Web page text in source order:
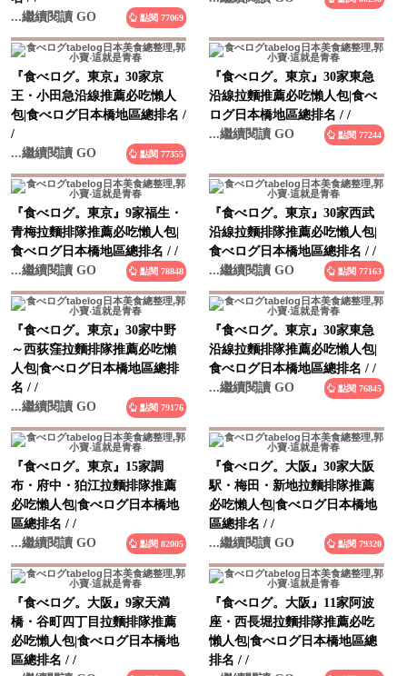
『食べログ。東京』30家京
王・小田急沿線推薦必吃懶人
包|食べログ日本橋地區總排名 /
/
...繼續閱讀 GO
『食べログ。東京』30家東急
沿線拉麵推薦必吃懶人包|食べ
ログ日本橋地區總排名 / /
...繼續閱讀 GO
點閱 77244
『食べログ。東京』9家福生・
青梅拉麵排隊推薦必吃懶人包|
食べログ日本橋地區總排名 / /
...繼續閱讀 GO
點閱 78848
『食べログ。東京』30家西武
沿線拉麵排隊推薦必吃懶人包|
食べログ日本橋地區總排名 / /
...繼續閱讀 GO
點閱 77163
『食べログ。東京』30家中野
～西荻窪拉麵排隊推薦必吃懶
人包|食べログ日本橋地區總排
名 / /
...繼續閱讀 GO
『食べログ。東京』30家東急
沿線拉麵排隊推薦必吃懶人包|
食べログ日本橋地區總排名 / /
...繼續閱讀 GO
點閱 76845
『食べログ。東京』15家調
布・府中・狛江拉麵排隊推薦
必吃懶人包|食べログ日本橋地
區總排名 / /
...繼續閱讀 GO
『食べログ。大阪』30家大阪
駅・梅田・新地拉麵排隊推薦
必吃懶人包|食べログ日本橋地
區總排名 / /
...繼續閱讀 GO
『食べログ。大阪』9家天満
橋・谷町四丁目拉麵排隊推薦
必吃懶人包|食べログ日本橋地
區總排名 / /
...繼續閱讀 GO
『食べログ。大阪』11家阿波
座・西長堀拉麵排隊推薦必吃
懶人包|食べログ日本橋地區總
排名 / /
...繼續閱讀 GO